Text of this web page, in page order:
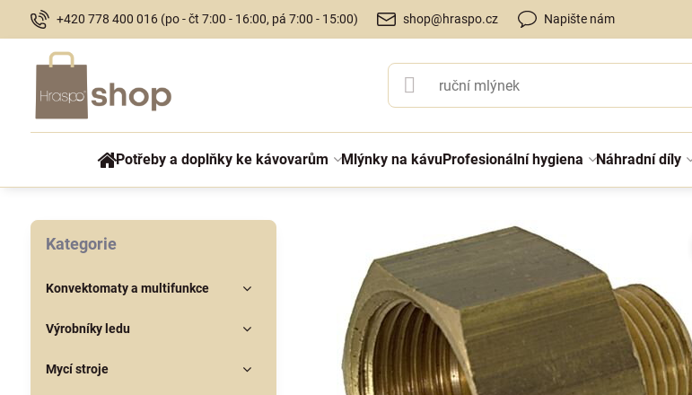
+420 778 400 016 (po - čt 7:00 - 16:00, pá 7:00 - 15:00) shop@hraspo.cz Napište nám
Potřeby a doplňky ke kávovarům Mlýnky na kávuProfesionální hygiena Náhradní díly
Kategorie
Konvektomaty a multifunkce
Výrobníky ledu
Mycí stroje